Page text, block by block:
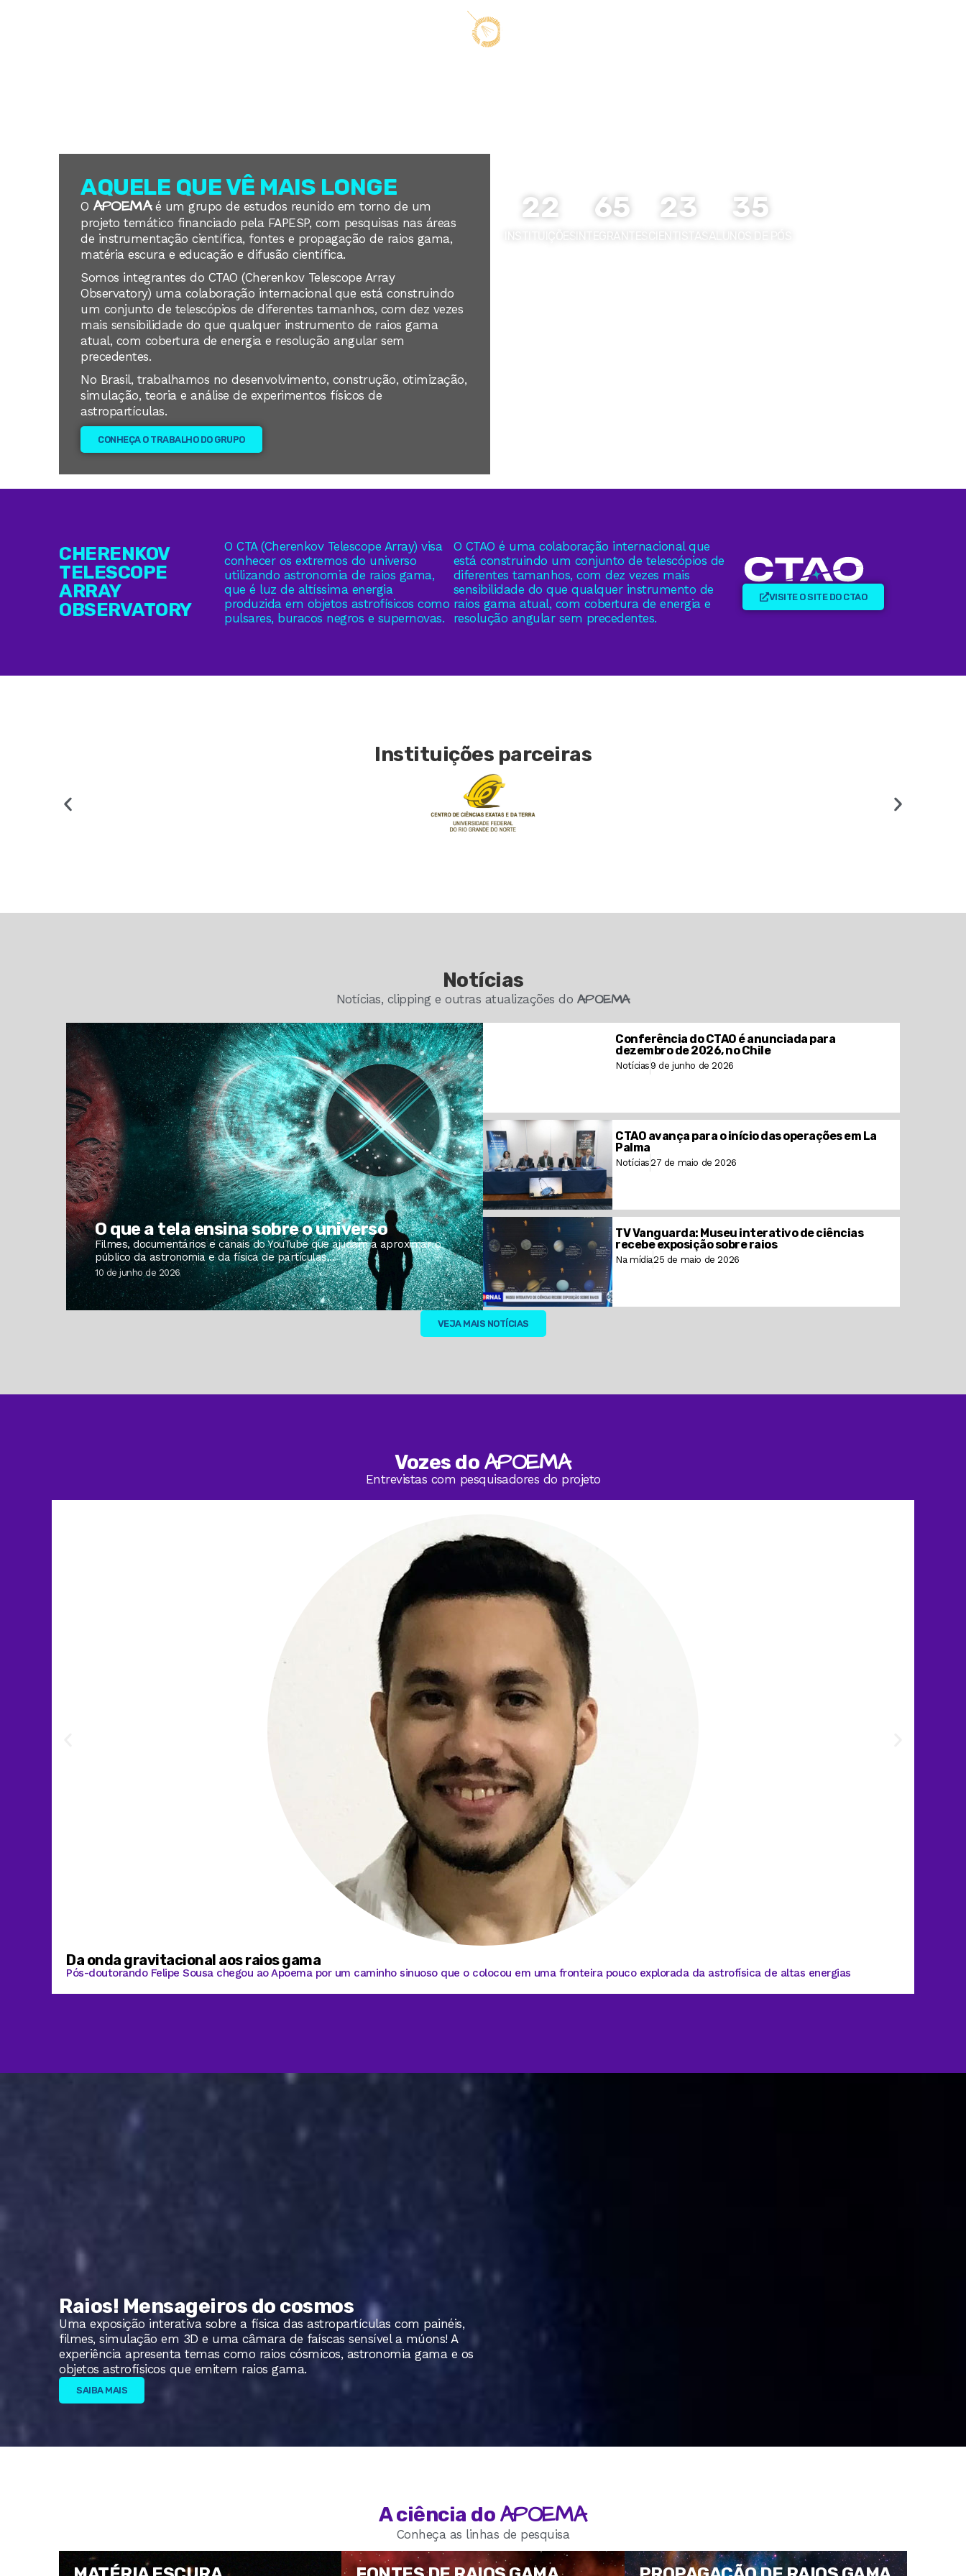
AQUELE QUE VÊ MAIS LONGE
O APOEMAé um grupo de estudos reunido em torno de um
projeto temático financiado pela FAPESP, com pesquisas nas áreas
de instrumentação científica, fontes e propagação de raios gama,
matéria escura e educação e difusão científica.
Somos integrantes do CTAO (Cherenkov Telescope Array
Observatory) uma colaboração internacional que está construindo
um conjunto de telescópios de diferentes tamanhos, com dez vezes
mais sensibilidade do que qualquer instrumento de raios gama
atual, com cobertura de energia e resolução angular sem
precedentes.
No Brasil, trabalhamos no desenvolvimento, construção, otimização,
simulação, teoria e análise de experimentos físicos de
astropartículas.
CONHEÇA O TRABALHO DO GRUPO
INSTITUIÇÕES
22
INTEGRANTES
65
CIENTISTAS
23
ALUNOS DE PÓS
35
CHERENKOV
TELESCOPE
ARRAY
OBSERVATORY
O CTA (Cherenkov Telescope Array) visa
conhecer os extremos do universo
utilizando astronomia de raios gama,
que é luz de altíssima energia
produzida em objetos astrofísicos como
pulsares, buracos negros e supernovas.
O CTAO é uma colaboração internacional que
está construindo um conjunto de telescópios de
diferentes tamanhos, com dez vezes mais
sensibilidade do que qualquer instrumento de
raios gama atual, com cobertura de energia e
resolução angular sem precedentes.
VISITE O SITE DO CTAO
Instituições parceiras
Notícias
Notícias, clipping e outras atualizações do APOEMA
O que a tela ensina sobre o universo
Filmes, documentários e canais do YouTube que ajudam a aproximar o
público da astronomia e da física de partículas...
10 de junho de 2026
Conferência do CTAO é anunciada para
dezembro de 2026, no Chile
Notícias 9 de junho de 2026
CTAO avança para o início das operações em La
Palma
Notícias27 de maio de 2026
TV Vanguarda: Museu interativo de ciências
recebe exposição sobre raios
Na mídia25 de maio de 2026
VEJA MAIS NOTÍCIAS
Vozes do APOEMA
Entrevistas com pesquisadores do projeto
Da onda gravitacional aos raios gama
Pós-doutorando Felipe Sousa chegou ao Apoema por um caminho sinuoso que o colocou em uma fronteira pouco explorada da astrofísica de altas energias
Raios! Mensageiros do cosmos
Uma exposição interativa sobre a física das astropartículas com painéis,
filmes, simulação em 3D e uma câmara de faíscas sensível a múons! A
experiência apresenta temas como raios cósmicos, astronomia gama e os
objetos astrofísicos que emitem raios gama.
SAIBA MAIS
A ciência do APOEMA
Conheça as linhas de pesquisa